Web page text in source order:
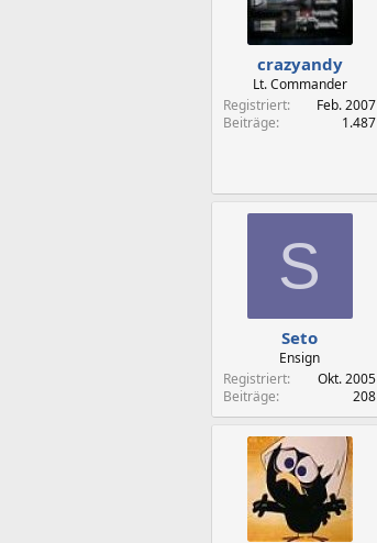
crazyandy
Lt. Commander
Registriert
Feb. 2007
Beiträge
1.487
S
Seto
Ensign
Registriert
Okt. 2005
Beiträge
208